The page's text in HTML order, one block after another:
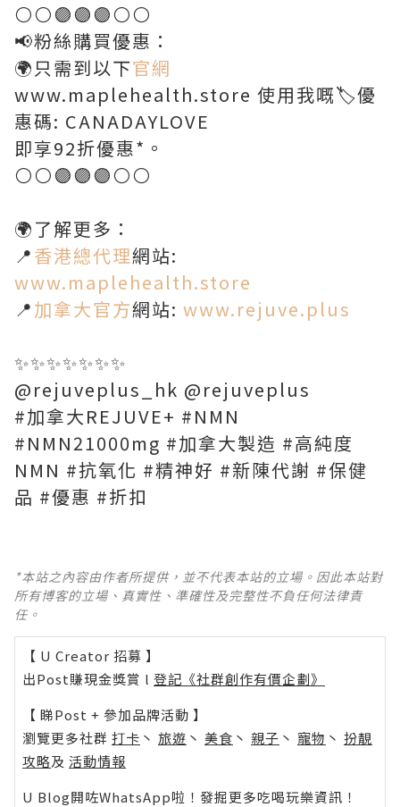
⚪️⚪️🟣🟣🟣⚪️⚪️
📢粉絲購買優惠：
🌍只需到以下官網
www.maplehealth.store 使用我嘅🏷優
惠碼: CANADAYLOVE
即享92折優惠*。
⚪️⚪️🟣🟣🟣⚪️⚪️
🌍了解更多：
📍香港總代理網站:
www.maplehealth.store
📍加拿大官方網站: www.rejuve.plus
✨️✨️✨️✨️✨️✨️✨️
@rejuveplus_hk @rejuveplus
#加拿大REJUVE+ #NMN
#NMN21000mg #加拿大製造 #高純度
NMN #抗氧化 #精神好 #新陳代謝 #保健
品 #優惠 #折扣
*本站之內容由作者所提供，並不代表本站的立場。因此本站對
所有博客的立場、真實性、準確性及完整性不負任何法律責
任。
【 U Creator 招募 】
出Post賺現金獎賞 l 登記《社群創作有價企劃》
【 睇Post + 參加品牌活動 】
瀏覽更多社群 打卡 丶 旅遊 丶 美食 丶 親子 丶 寵物 丶 扮靚
攻略及 活動情報
U Blog開咗WhatsApp啦！發掘更多吃喝玩樂資訊！